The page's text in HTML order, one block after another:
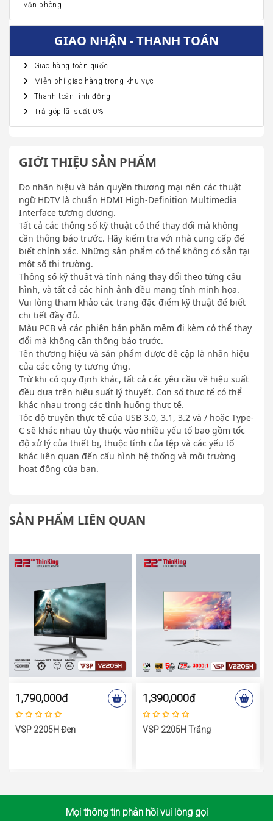
văn phòng
GIAO NHẬN - THANH TOÁN
Giao hàng toàn quốc
Miễn phí giao hàng trong khu vực
Thanh toán linh động
Trả góp lãi suất 0%
GIỚI THIỆU SẢN PHẨM
Do nhãn hiệu và bản quyền thương mại nên các thuật
ngữ HDTV là chuẩn HDMI High-Definition Multimedia
Interface tương đương.
Tất cả các thông số kỹ thuật có thể thay đổi mà không
cần thông báo trước. Hãy kiểm tra với nhà cung cấp để
biết chính xác. Những sản phẩm có thể không có sẵn tại
một số thị trường.
Thông số kỹ thuật và tính năng thay đổi theo từng cấu
hình, và tất cả các hình ảnh đều mang tính minh họa.
Vui lòng tham khảo các trang đặc điểm kỹ thuật để biết
chi tiết đầy đủ.
Màu PCB và các phiên bản phần mềm đi kèm có thể thay
đổi mà không cần thông báo trước.
Tên thương hiệu và sản phẩm được đề cập là nhãn hiệu
của các công ty tương ứng.
Trừ khi có quy định khác, tất cả các yêu cầu về hiệu suất
đều dựa trên hiệu suất lý thuyết. Con số thực tế có thể
khác nhau trong các tình huống thực tế.
Tốc độ truyền thực tế của USB 3.0, 3.1, 3.2 và / hoặc Type-
C sẽ khác nhau tùy thuộc vào nhiều yếu tố bao gồm tốc
độ xử lý của thiết bị, thuộc tính của tệp và các yếu tố
khác liên quan đến cấu hình hệ thống và môi trường
hoạt động của bạn.
SẢN PHẨM LIÊN QUAN
1,790,000đ
VSP 2205H Đen
1,390,000đ
VSP 2205H Trắng
Mọi thông tin phản hồi vui lòng gọi